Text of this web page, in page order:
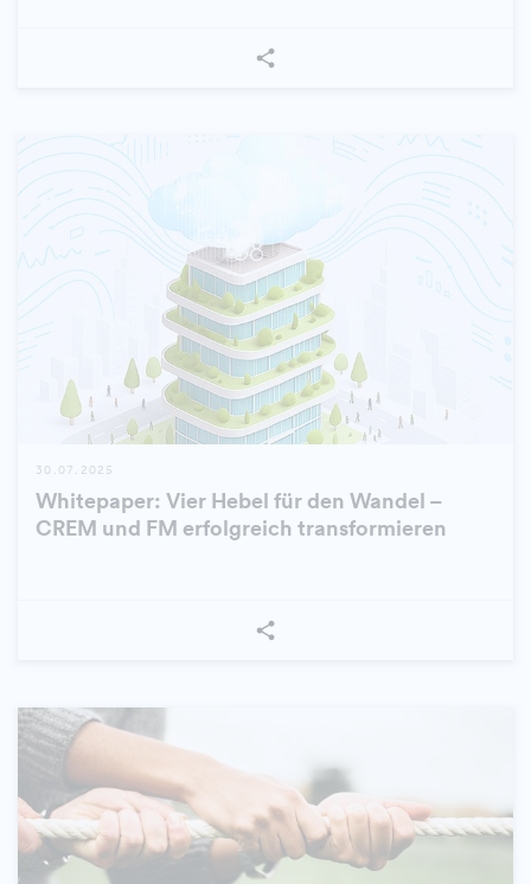
30.07.2025
Whitepaper: Vier Hebel für den Wandel –
CREM und FM erfolgreich transformieren